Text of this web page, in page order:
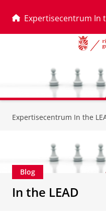
Expertisecentrum In
Expertisecentrum In the
Blog
In the LEAD